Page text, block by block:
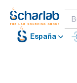
España